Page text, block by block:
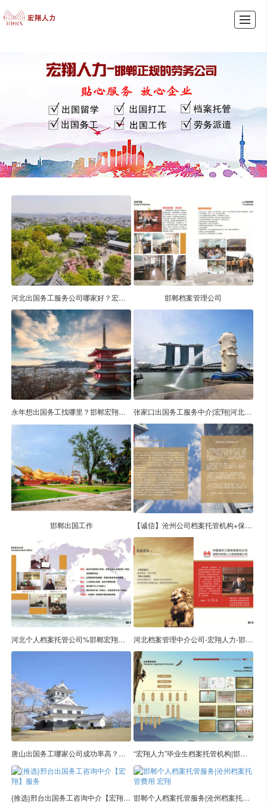
产品展示新闻动态图库展示公司介绍留言反馈联系我们
河北出国务工服务公司哪家好？宏翔费用低，态度好 邯郸档案管理公司
永年想出国务工找哪里？邯郸宏翔提供咨询辅导服务 张家口出国务工服务中介|宏翔|河北咨询公司
邯郸出国工作 【诚信】沧州公司档案托管机构+保定档案托管公司 宏翔
河北个人档案托管公司%邯郸宏翔@服务安全周到 河北档案管理中介公司-宏翔人力-邯郸品质企业
唐山出国务工哪家公司成功率高？【宏翔】提供出国务工的机会 “宏翔人力”毕业生档案托管机构|邯郸放心企业
{推选}邢台出国务工咨询中介【宏翔】服务 邯郸个人档案托管服务|沧州档案托管费用 宏翔